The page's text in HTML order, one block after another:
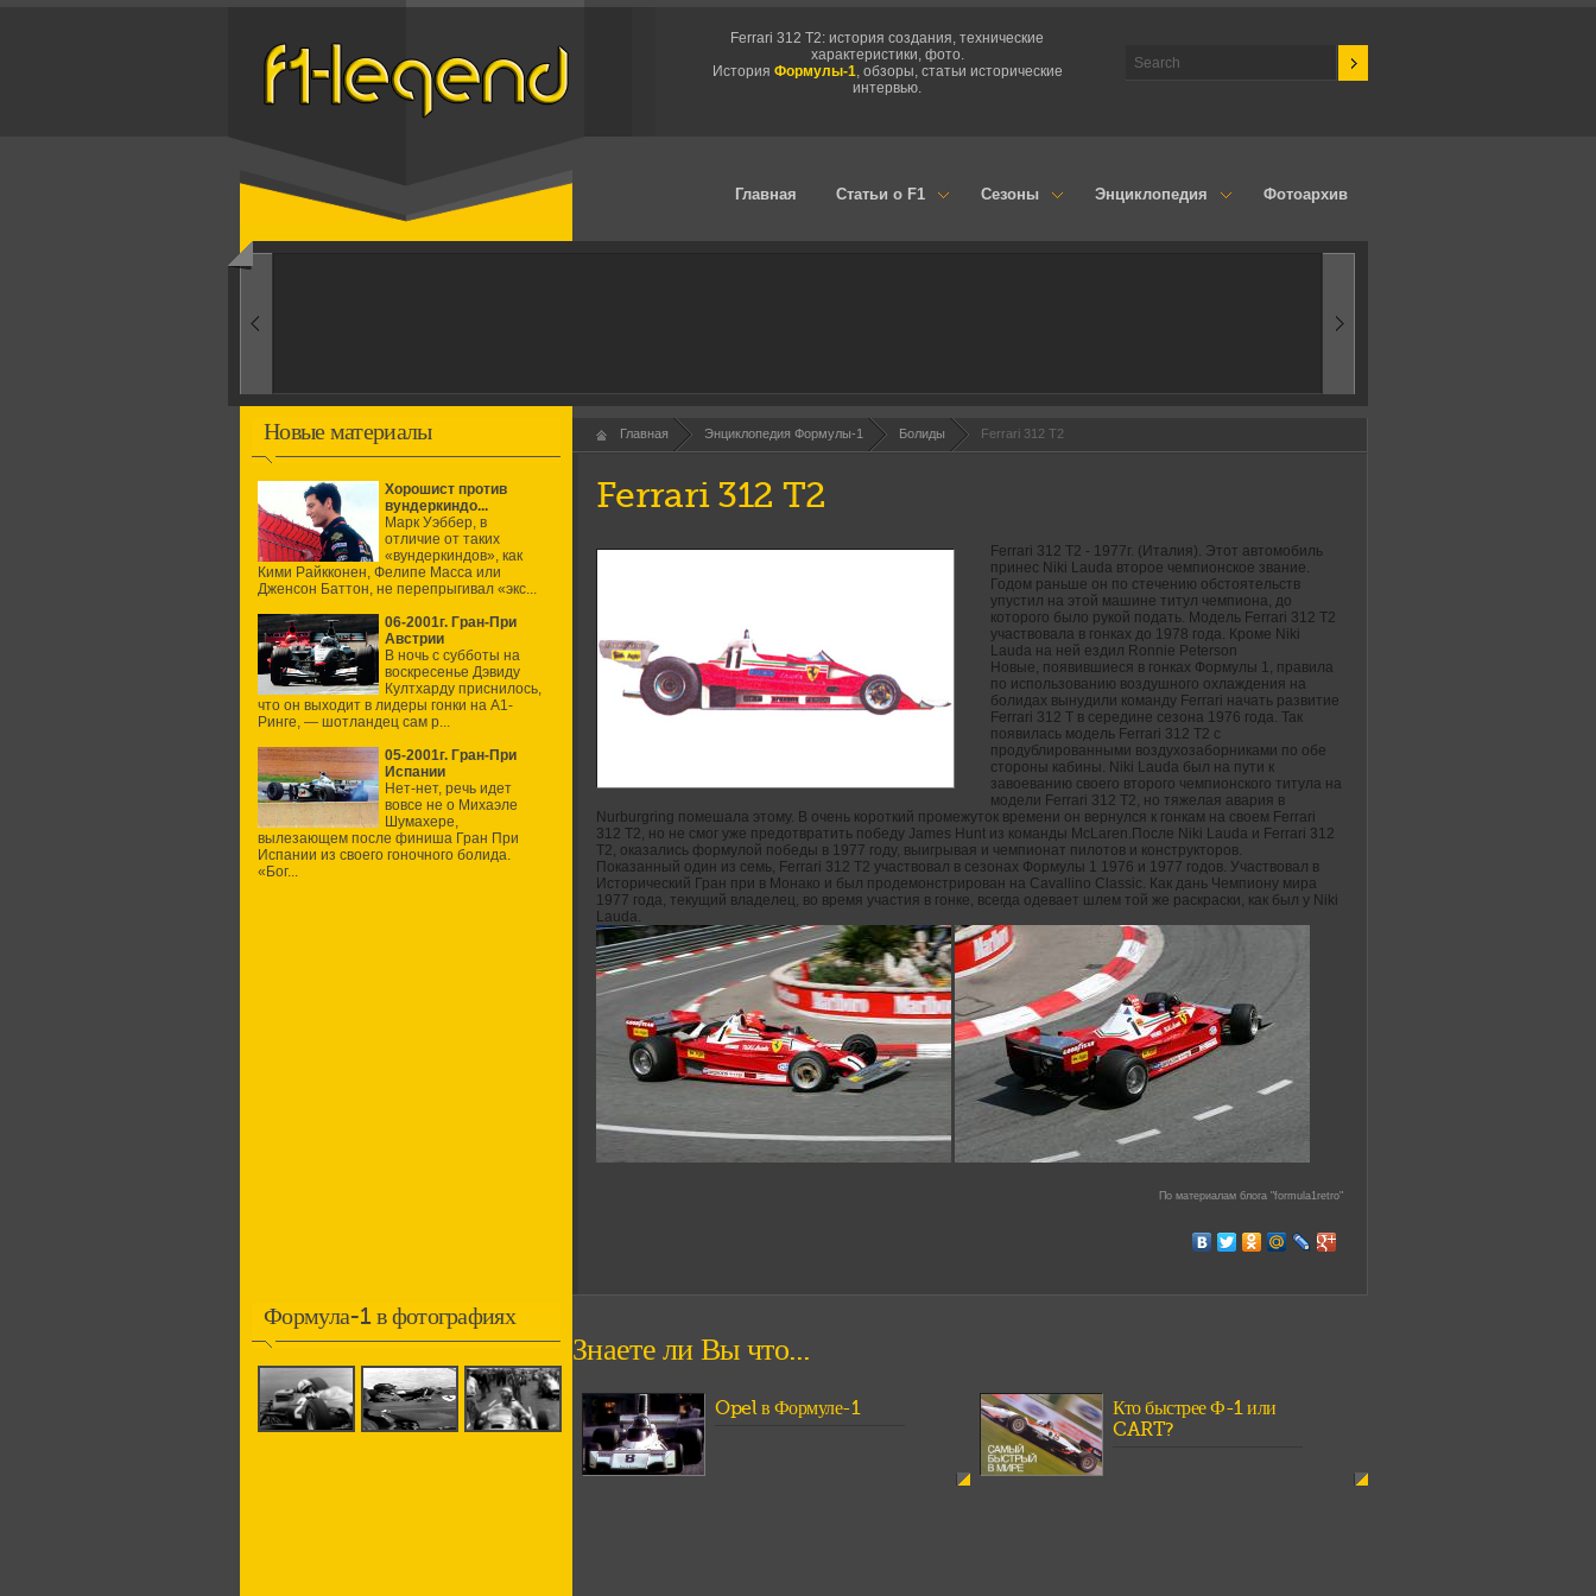
Ferrari 312 T2: история создания, технические
характеристики, фото.
История Формулы-1, обзоры, статьи исторические
интервью.
Главная Статьи о F1 Сезоны Энциклопедия Фотоархив
1960-ые
Новые материалы
Хорошист против
вундеркиндо...
Марк Уэббер, в
отличие от таких
«вундеркиндов», как
Кими Райкконен, Фелипе Масса или
Дженсон Баттон, не перепрыгивал «экс...
06-2001г. Гран-При
Австрии
В ночь с субботы на
воскресенье Дэвиду
Култхарду приснилось,
что он выходит в лидеры гонки на А1-
Ринге, — шотландец сам р...
05-2001г. Гран-При
Испании
Нет-нет, речь идет
вовсе не о Михаэле
Шумахере,
вылезающем после финиша Гран При
Испании из своего гоночного болида.
«Бог...
Формула-1 в фотографиях
Главная Энциклопедия Формулы-1 Болиды Ferrari 312 T2
Ferrari 312 T2
Ferrari 312 T2 - 1977г. (Италия). Этот автомобиль
принес Niki Lauda второе чемпионское звание.
Годом раньше он по стечению обстоятельств
упустил на этой машине титул чемпиона, до
которого было рукой подать. Модель Ferrari 312 T2
участвовала в гонках до 1978 года. Кроме Niki
Lauda на ней ездил Ronnie Peterson
Новые, появившиеся в гонках Формулы 1, правила
по использованию воздушного охлаждения на
болидах вынудили команду Ferrari начать развитие
Ferrari 312 T в середине сезона 1976 года. Так
появилась модель Ferrari 312 T2 с
продублированными воздухозаборниками по обе
стороны кабины. Niki Lauda был на пути к
завоеванию своего второго чемпионского титула на
модели Ferrari 312 T2, но тяжелая авария в
Nurburgring помешала этому. В очень короткий промежуток времени он вернулся к гонкам на своем Ferrari
312 T2, но не смог уже предотвратить победу James Hunt из команды McLaren.После Niki Lauda и Ferrari 312
T2, оказались формулой победы в 1977 году, выигрывая и чемпионат пилотов и конструкторов.
Показанный один из семь, Ferrari 312 T2 участвовал в сезонах Формулы 1 1976 и 1977 годов. Участвовал в
Исторический Гран при в Монако и был продемонстрирован на Cavallino Classic. Как дань Чемпиону мира
1977 года, текущий владелец, во время участия в гонке, всегда одевает шлем той же раскраски, как был у Niki
Lauda.
По материалам блога "formula1retro"
Знаете ли Вы что...
Opel в Формуле-1
Кто быстрее Ф-1 или
CART?